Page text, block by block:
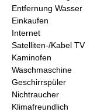
Entfernung Wasser
Einkaufen
Internet
Satelliten-/Kabel TV
Kaminofen
Waschmaschine
Geschirrspüler
Nichtraucher
Klimafreundlich